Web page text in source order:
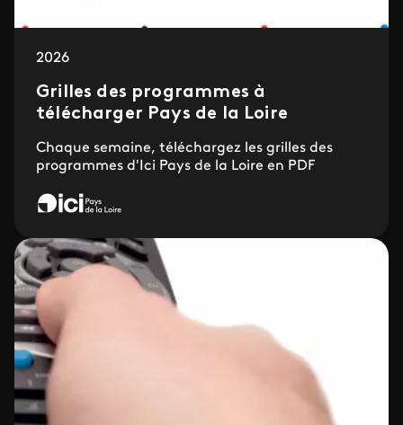
2026
Grilles des programmes à
télécharger Pays de la Loire
Chaque semaine, téléchargez les grilles des
programmes d'Ici Pays de la Loire en PDF